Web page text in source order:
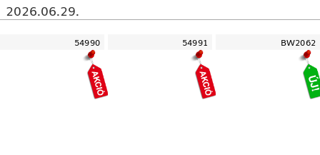
2026.06.29.
54990 54991 BW2062